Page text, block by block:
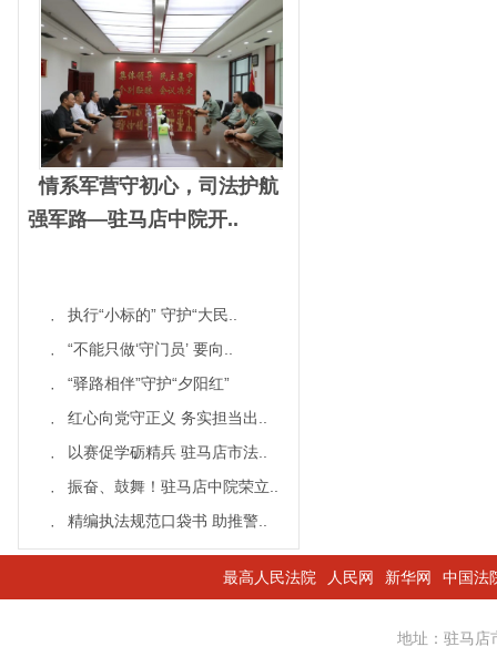
情系军营守初心，司法护航
强军路—驻马店中院开..
· 执行“小标的” 守护“大民..
· “不能只做‘守门员’ 要向..
· “驿路相伴”守护“夕阳红”
· 红心向党守正义 务实担当出..
· 以赛促学砺精兵 驻马店市法..
· 振奋、鼓舞！驻马店中院荣立..
· 精编执法规范口袋书 助推警..
最高人民法院 人民网 新华网 中国法
地址：驻马